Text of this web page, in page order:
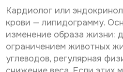
Кардиолог или
крови — липидограмму.
изменение образа жизни:
ограничением животных
углеводов, регулярная
б
о
т
к
у
п
е
а
с
с
ы
л
к
у
т
к
у
п
е
р
с